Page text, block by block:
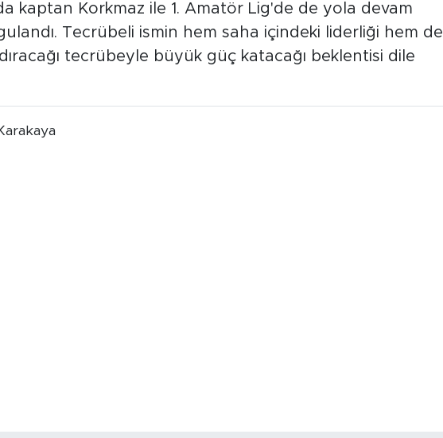
kaptan Korkmaz ile 1. Amatör Lig'de de yola devam
Tecrübeli ismin hem saha içindeki liderliği hem de
tecrübeyle büyük güç katacağı beklentisi dile